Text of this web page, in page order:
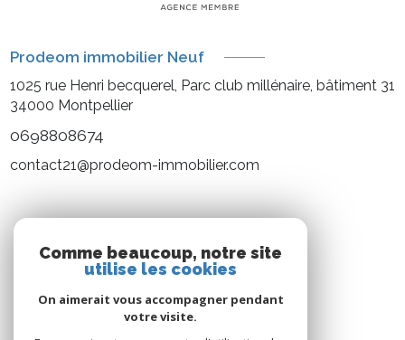
Prodeom immobilier Neuf
1025 rue Henri becquerel, Parc club millénaire, bâtiment 31
34000 Montpellier
0698808674
contact21@prodeom-immobilier.com
Nous suivre
Comme beaucoup, notre site
utilise les cookies
On aimerait vous accompagner pendant
votre visite.